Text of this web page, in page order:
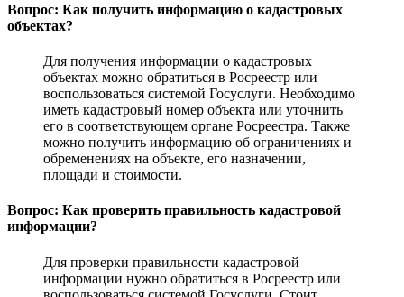
Вопрос: Как получить информацию о кадастровых
объектах?
Для получения информации о кадастровых
объектах можно обратиться в Росреестр или
воспользоваться системой Госуслуги. Необходимо
иметь кадастровый номер объекта или уточнить
его в соответствующем органе Росреестра. Также
можно получить информацию об ограничениях и
обременениях на объекте, его назначении,
площади и стоимости.
Вопрос: Как проверить правильность кадастровой
информации?
Для проверки правильности кадастровой
информации нужно обратиться в Росреестр или